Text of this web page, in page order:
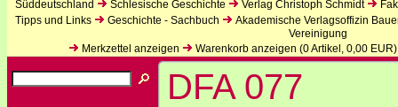
Süddeutschland
Schlesische Geschichte Verlag Christoph Schmidt
Tipps und Links
Geschichte - Sachbuch
Akademische Verlagsoffizin
Vereinigung
Merkzettel anzeigen
Warenkorb anzeigen (0Artikel, 0,00 EUR)
DFA 077